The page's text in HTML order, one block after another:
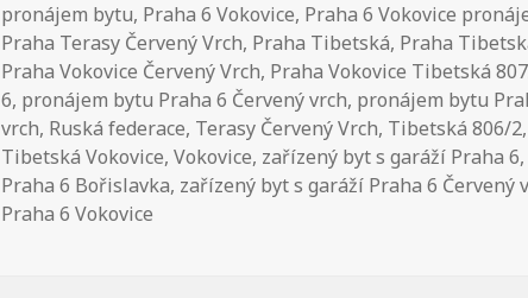
pronájem bytu, Praha 6 Vokovice, Praha 6 Vokovice
Praha Terasy Červený Vrch, Praha Tibetská, Praha
Praha Vokovice Červený Vrch, Praha Vokovice Tibetská
6, pronájem bytu Praha 6 Červený vrch, pronájem bytu
vrch, Ruská federace, Terasy Červený Vrch, Tibetská 806/2,
Tibetská Vokovice,Vokovice, zařízený byt s garáží Praha 6,
Praha 6 Bořislavka, zařízený byt s garáží Praha 6 Červený
Praha 6 Vokovice